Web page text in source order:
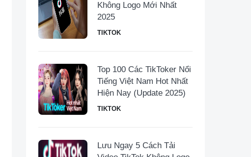
Không Logo Mới Nhất
2025
TIKTOK
Top 100 Các TikToker Nổi
Tiếng Việt Nam Hot Nhất
Hiện Nay (Update 2025)
TIKTOK
Lưu Ngay 5 Cách Tải